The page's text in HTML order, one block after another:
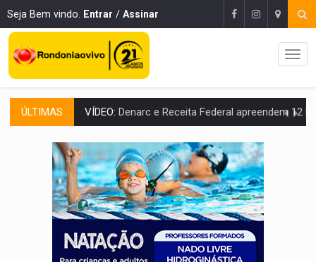
Seja Bem vindo. Entrar / Assinar
ÚLTIMAS OPERAÇÃO DA PC:Membros do CV são presos com armas e drogas após
ENTRADA GRATUITA:Espetáculo As Marias Somos Nós será
VÍDEO:Três são presos após furto de motocicleta em frente
CELEBRAÇÃO:Cerejeiras completa 43 anos de emancipação com
Anvisa desmente boato sobre presença de plástico ou
VÍDEO:Pitbulls fogem de residência e atacam casal de idosos